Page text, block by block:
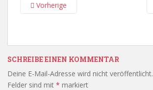
Vorherige
SCHREIBE EINEN KOMMENTAR
Deine E-Mail-Adresse wird nicht veröffentlicht.
Felder sind mit * markiert